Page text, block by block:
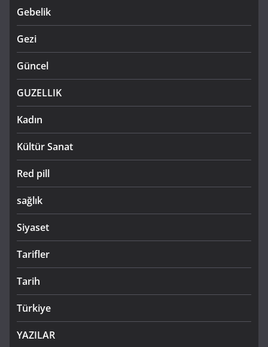
Gebelik
Gezi
Güncel
GUZELLIK
Kadın
Kültür Sanat
Red pill
sağlık
Siyaset
Tarifler
Tarih
Türkiye
YAZILAR